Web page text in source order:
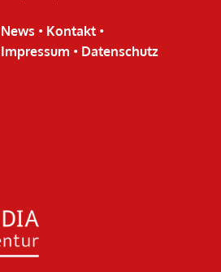
News • Kontakt •
Impressum • Datenschutz